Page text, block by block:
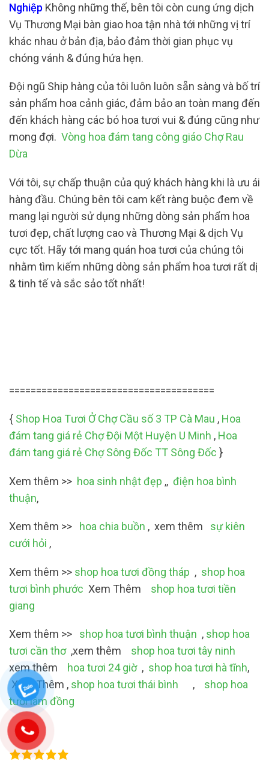
Nghiệp Không những thế, bên tôi còn cung ứng dịch
Vụ Thương Mại bàn giao hoa tận nhà tới những vị trí
khác nhau ở bản địa, bảo đảm thời gian phục vụ
chóng vánh & đúng hứa hẹn.
Đội ngũ Ship hàng của tôi luôn luôn sẵn sàng và bố trí
sản phẩm hoa cảnh giác, đảm bảo an toàn mang đến
đến khách hàng các bó hoa tươi vui & đúng cũng như
mong đợi. Vòng hoa đám tang công giáo Chợ Rau
Dừa
Với tôi, sự chấp thuận của quý khách hàng khi là ưu ái
hàng đầu. Chúng bên tôi cam kết ràng buộc đem về
mang lại người sử dụng những dòng sản phẩm hoa
tươi đẹp, chất lượng cao và Thương Mại & dịch Vụ
cực tốt. Hãy tới mang quán hoa tươi của chúng tôi
nhằm tìm kiếm những dòng sản phẩm hoa tươi rất dị
& tinh tế và sắc sảo tốt nhất!
======================================
{ Shop Hoa Tươi Ở Chợ Cầu số 3 TP Cà Mau , Hoa
đám tang giá rẻ Chợ Đội Một Huyện U Minh , Hoa
đám tang giá rẻ Chợ Sông Đốc TT Sông Đốc }
Xem thêm >> hoa sinh nhật đẹp ,, điện hoa bình
thuận,
Xem thêm >> hoa chia buồn , xem thêm
sự kiên
cưới hỏi ,
Xem thêm >> shop hoa tươi đồng tháp , shop hoa
tươi bình phước Xem Thêm shop hoa tươi tiền
giang
Xem thêm >> shop hoa tươi bình thuận , shop hoa
tươi cần thơ,xem thêm shop hoa tươi tây ninh
xem thêm hoa tươi 24 giờ , shop hoa tươi hà tĩnh,
Xem Thêm , shop hoa tươi thái bình ,
shop hoa
tươi lâm đồng